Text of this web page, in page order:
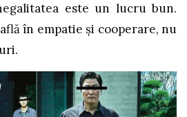
este un lucru bun.
în empatie și cooperare, nu